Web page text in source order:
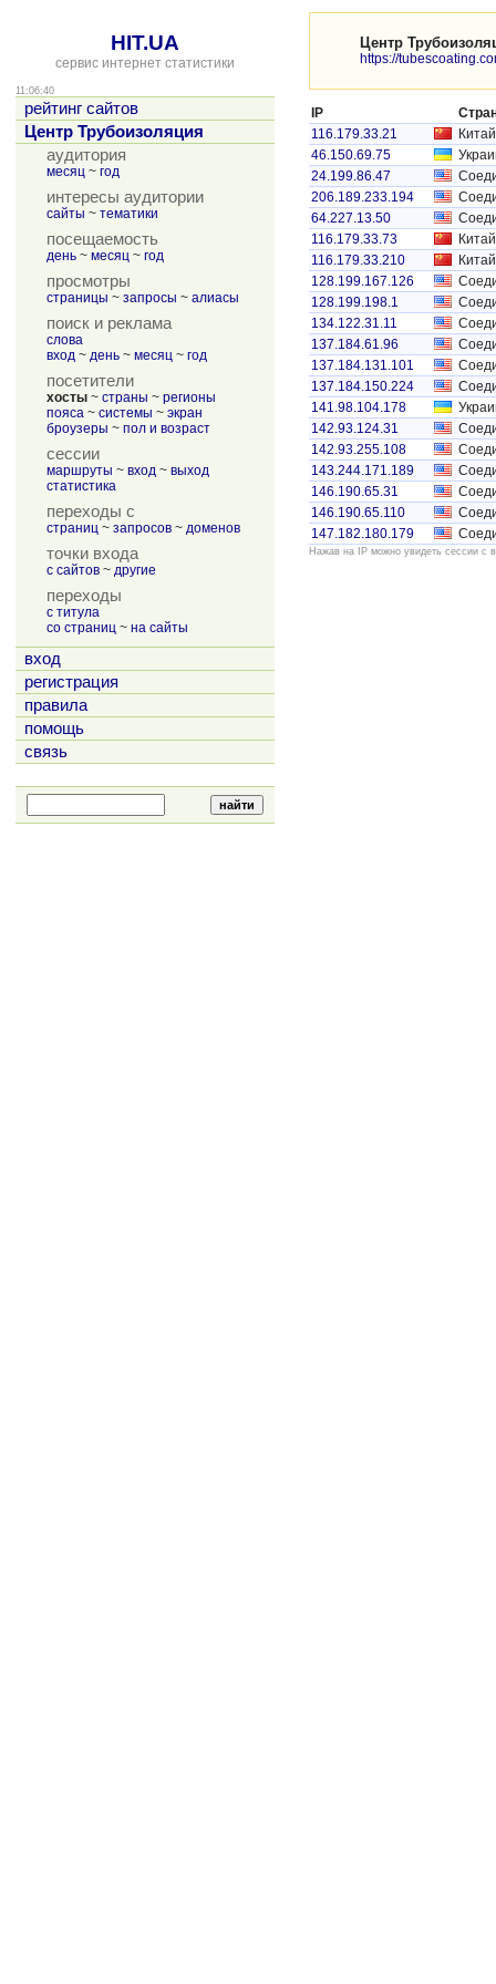
HIT.UA
сервис интернет статистики
11:06:40
рейтинг сайтов
Центр Трубоизоляция
аудитория
месяц ~ год
интересы аудитории
сайты ~ тематики
посещаемость
день ~ месяц ~ год
просмотры
страницы ~ запросы ~ алиасы
поиск и реклама
слова
вход ~ день ~ месяц ~ год
посетители
хосты ~ страны ~ регионы
пояса ~ системы ~ экран
броузеры ~ пол и возраст
сессии
маршруты ~ вход ~ выход
статистика
переходы с
страниц ~ запросов ~ доменов
точки входа
с сайтов ~ другие
переходы
с титула
со страниц ~ на сайты
вход
регистрация
правила
помощь
связь
Центр
https://
IP
116.179.33.21
Китай
46.150.69.75
24.199.86.47
206.189.233.194
64.227.13.50
116.179.33.73
Китай
116.179.33.210
Китай
128.199.167.126
128.199.198.1
134.122.31.11
137.184.61.96
137.184.131.101
137.184.150.224
141.98.104.178
142.93.124.31
142.93.255.108
143.244.171.189
146.190.65.31
146.190.65.110
147.182.180.179
Нажав на IP можно увидеть сессии с